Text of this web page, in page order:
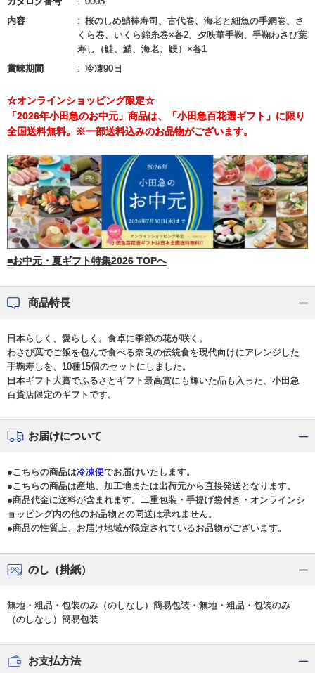
内容
桜のしめ鯖棒寿司、古代巻、海老と細魚の手網巻、さ
くら巻、いくら錦糸巻×各2、夕映華手鞠、手鞠わさび葉
寿し（鮭、鯖、海老、鰻）×各1
賞味期間
冷凍90日
☆オンラインショッピング限定☆
「2026年小田急のお中元」商品は、「小田急百花選ギフト」に限り
全国送料無料。※一部送料込みのお品物がございます。
■お中元・夏ギフト特集2026 TOPへ
商品特長
日本らしく、愛らしく。食卓に季節の花が咲く。
わさび葉でご飯を包んで食べる奈良の伝統食を現代向けにアレンジした
手鞠寿しを、10種15個のセットにしました。
日本ギフト大賞でふるさとギフト最高賞にも輝いた品も入った、小田急
百貨店限定のギフトです。
お届けについて
●こちらの商品は冷凍便でお届けいたします。
●こちらの商品は産地、加工地または出荷元から直接発送となります。
●商品代金に送料が含まれます。二重包装・手提げ袋付き・オンラインシ
ョッピング内の他のお品物との同送は承れません。
●商品の性質上、お届け地域が限定されているお品物がございます。
のし（掛紙）
無地・粗品・包装のみ（のしなし）簡易包装・無地・粗品・包装のみ
（のしなし）簡易包装
お支払方法